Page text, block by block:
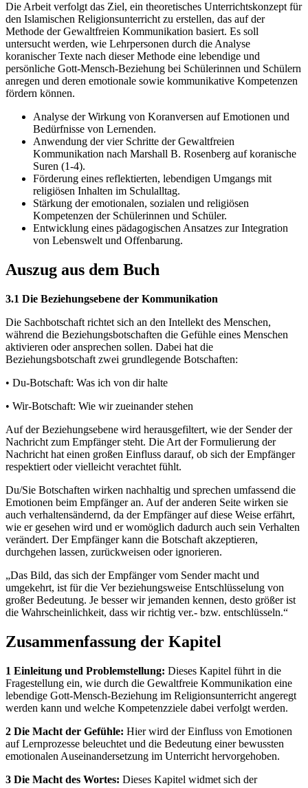
Die Arbeit verfolgt das Ziel, ein theoretisches Unterrichtskonzept für
den Islamischen Religionsunterricht zu erstellen, das auf der
Methode der Gewaltfreien Kommunikation basiert. Es soll
untersucht werden, wie Lehrpersonen durch die Analyse
koranischer Texte nach dieser Methode eine lebendige und
persönliche Gott-Mensch-Beziehung bei Schülerinnen und Schülern
anregen und deren emotionale sowie kommunikative Kompetenzen
fördern können.
Analyse der Wirkung von Koranversen auf Emotionen und
Bedürfnisse von Lernenden.
Anwendung der vier Schritte der Gewaltfreien
Kommunikation nach Marshall B. Rosenberg auf koranische
Suren (1-4).
Förderung eines reflektierten, lebendigen Umgangs mit
religiösen Inhalten im Schulalltag.
Stärkung der emotionalen, sozialen und religiösen
Kompetenzen der Schülerinnen und Schüler.
Entwicklung eines pädagogischen Ansatzes zur Integration
von Lebenswelt und Offenbarung.
Auszug aus dem Buch
3.1 Die Beziehungsebene der Kommunikation
Die Sachbotschaft richtet sich an den Intellekt des Menschen,
während die Beziehungsbotschaften die Gefühle eines Menschen
aktivieren oder ansprechen sollen. Dabei hat die
Beziehungsbotschaft zwei grundlegende Botschaften:
• Du-Botschaft: Was ich von dir halte
• Wir-Botschaft: Wie wir zueinander stehen
Auf der Beziehungsebene wird herausgefiltert, wie der Sender der
Nachricht zum Empfänger steht. Die Art der Formulierung der
Nachricht hat einen großen Einfluss darauf, ob sich der Empfänger
respektiert oder vielleicht verachtet fühlt.
Du/Sie Botschaften wirken nachhaltig und sprechen umfassend die
Emotionen beim Empfänger an. Auf der anderen Seite wirken sie
auch verhaltensändernd, da der Empfänger auf diese Weise erfährt,
wie er gesehen wird und er womöglich dadurch auch sein Verhalten
verändert. Der Empfänger kann die Botschaft akzeptieren,
durchgehen lassen, zurückweisen oder ignorieren.
„Das Bild, das sich der Empfänger vom Sender macht und
umgekehrt, ist für die Ver beziehungsweise Entschlüsselung von
großer Bedeutung. Je besser wir jemanden kennen, desto größer ist
die Wahrscheinlichkeit, dass wir richtig ver.- bzw. entschlüsseln.“
Zusammenfassung der Kapitel
1 Einleitung und Problemstellung: Dieses Kapitel führt in die
Fragestellung ein, wie durch die Gewaltfreie Kommunikation eine
lebendige Gott-Mensch-Beziehung im Religionsunterricht angeregt
werden kann und welche Kompetenzziele dabei verfolgt werden.
2 Die Macht der Gefühle: Hier wird der Einfluss von Emotionen
auf Lernprozesse beleuchtet und die Bedeutung einer bewussten
emotionalen Auseinandersetzung im Unterricht hervorgehoben.
3 Die Macht des Wortes: Dieses Kapitel widmet sich der